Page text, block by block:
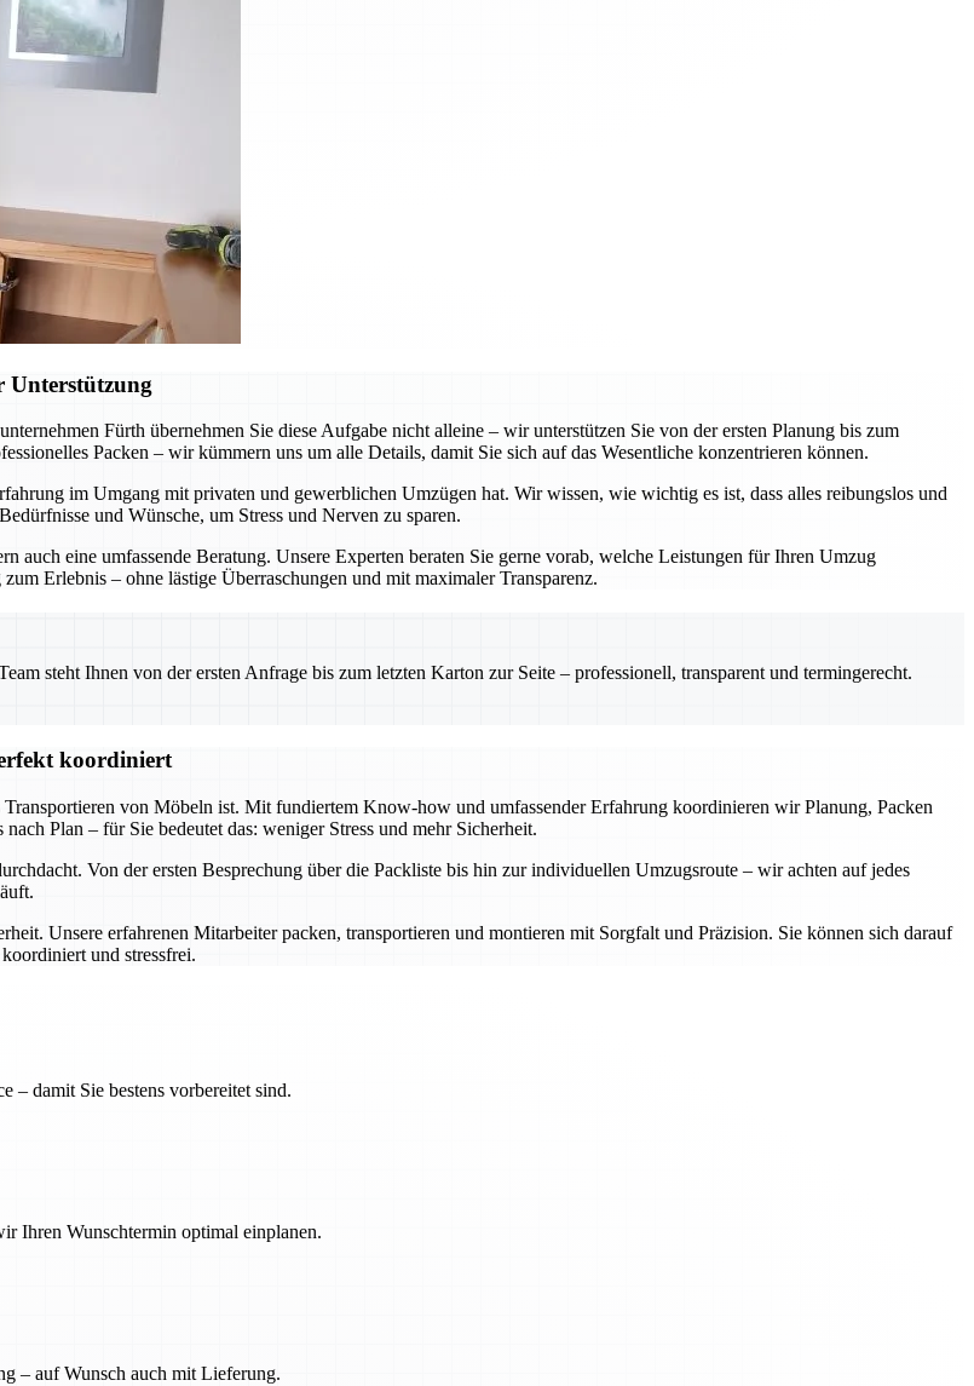
Unterstützung
Fürth übernehmen Sie diese Aufgabe nicht alleine – wir unterstützen Sie von der ersten Planung bis zum
Packen – wir kümmern uns um alle Details, damit Sie sich auf das Wesentliche konzentrieren können.
im Umgang mit privaten und gewerblichen Umzügen hat. Wir wissen, wie wichtig es ist, dass alles reibungslos und
und Wünsche, um Stress und Nerven zu sparen.
eine umfassende Beratung. Unsere Experten beraten Sie gerne vorab, welche Leistungen für Ihren Umzug
Erlebnis – ohne lästige Überraschungen und mit maximaler Transparenz.
steht Ihnen von der ersten Anfrage bis zum letzten Karton zur Seite – professionell, transparent und termingerecht.
koordiniert
von Möbeln ist. Mit fundiertem Know-how und umfassender Erfahrung koordinieren wir Planung, Packen
Plan – für Sie bedeutet das: weniger Stress und mehr Sicherheit.
Von der ersten Besprechung über die Packliste bis hin zur individuellen Umzugsroute – wir achten auf jedes
Unsere erfahrenen Mitarbeiter packen, transportieren und montieren mit Sorgfalt und Präzision. Sie können sich darauf
und stressfrei.
– damit Sie bestens vorbereitet sind.
Ihren Wunschtermin optimal einplanen.
– auf Wunsch auch mit Lieferung.